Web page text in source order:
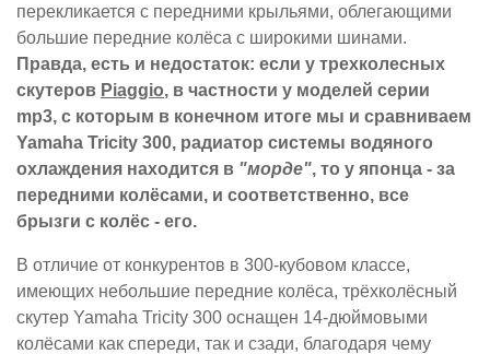
перекликается с передними крыльями, облегающими
большие передние колёса с широкими шинами.
Правда, есть и недостаток: если у трехколесных
скутеров Piaggio, в частности у моделей серии
mp3, с которым в конечном итоге мы и сравниваем
Yamaha Tricity 300, радиатор системы водяного
охлаждения находится в "морде", то у японца - за
передними колёсами, и соответственно, все
брызги с колёс - его.
В отличие от конкурентов в 300-кубовом классе,
имеющих небольшие передние колёса, трёхколёсный
скутер Yamaha Tricity 300 оснащен 14-дюймовыми
колёсами как спереди, так и сзади, благодаря чему